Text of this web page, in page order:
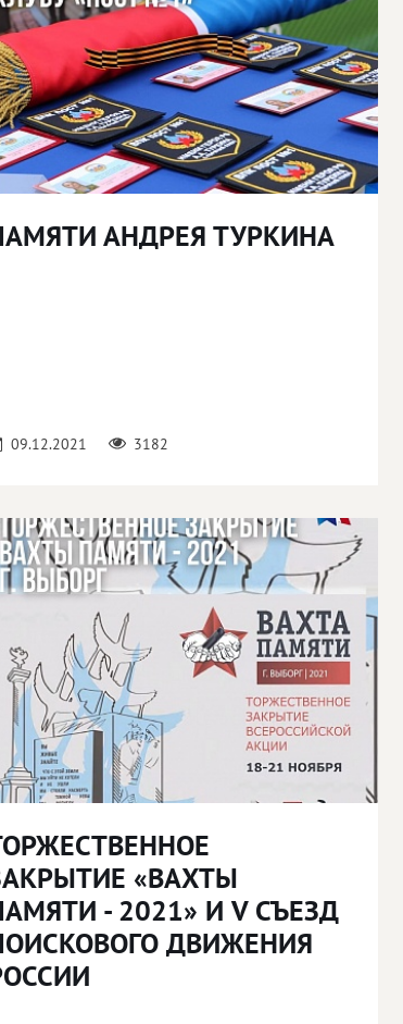
АНДРЕЯ ТУРКИНА
09.12.2021 3182
«ВАХТЫ
- 2021» И V СЪЕЗД
ДВИЖЕНИЯ